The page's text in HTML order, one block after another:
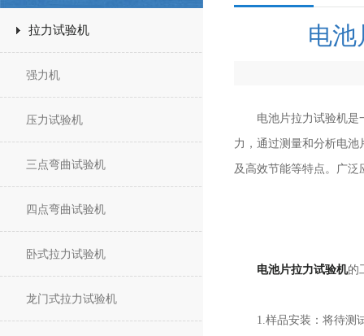
拉力试验机
强力机
压力试验机
三点弯曲试验机
四点弯曲试验机
卧式拉力试验机
龙门式拉力试验机
电池
电池片拉力试验机是一
力，通过测量和分析电
及高效节能等特点。广
电池片拉力试验机的
1.样品安装：将待测试